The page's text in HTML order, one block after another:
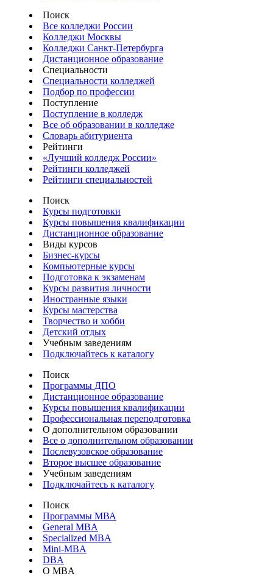
Поиск
Все колледжи России
Колледжи Москвы
Колледжи Санкт-Петербурга
Дистанционное образование
Специальности
Специальности колледжей
Подбор по профессии
Поступление
Поступление в колледж
Все об образовании в колледже
Словарь абитуриента
Рейтинги
«Лучший колледж России»
Рейтинги колледжей
Рейтинги специальностей
Поиск
Курсы подготовки
Курсы повышения квалификации
Дистанционное образование
Виды курсов
Бизнес-курсы
Компьютерные курсы
Подготовка к экзаменам
Курсы развития личности
Иностранные языки
Курсы мастерства
Творчество и хобби
Детский отдых
Учебным заведениям
Подключайтесь к каталогу
Поиск
Программы ДПО
Дистанционное образование
Курсы повышения квалификации
Профессиональная переподготовка
О дополнительном образовании
Все о дополнительном образовании
Послевузовское образование
Второе высшее образование
Учебным заведениям
Подключайтесь к каталогу
Поиск
Программы МВА
General MBA
Specialized MBA
Mini-MBA
DBA
О MBA